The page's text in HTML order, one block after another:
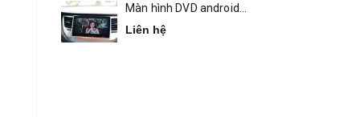
Màn hình DVD android
Bravigo Tucson
Liên hệ